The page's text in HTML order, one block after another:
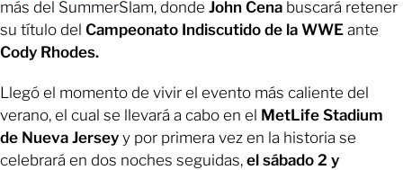
más del SummerSlam, donde John Cena buscará retener
su título del Campeonato Indiscutido de la WWE ante
Cody Rhodes.
Llegó el momento de vivir el evento más caliente del
verano, el cual se llevará a cabo en el MetLife Stadium
de Nueva Jersey y por primera vez en la historia se
celebrará en dos noches seguidas, el sábado 2 y